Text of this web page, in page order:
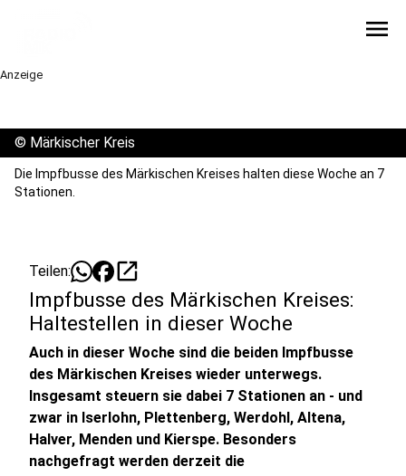
menu
Anzeige
© Märkischer Kreis
Die Impfbusse des Märkischen Kreises halten diese Woche an 7
Stationen.
Teilen: open_in_new
Impfbusse des Märkischen Kreises:
Haltestellen in dieser Woche
Auch in dieser Woche sind die beiden Impfbusse
des Märkischen Kreises wieder unterwegs.
Insgesamt steuern sie dabei 7 Stationen an - und
zwar in Iserlohn, Plettenberg, Werdohl, Altena,
Halver, Menden und Kierspe. Besonders
nachgefragt werden derzeit die